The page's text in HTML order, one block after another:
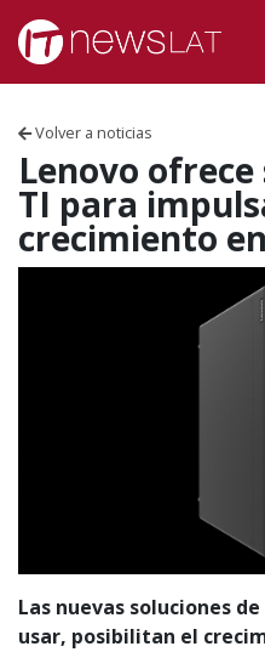
Skip to content
Volver a noticias
Lenovo
TI para
crecimiento
Las nuevas soluciones
usar, posibilitan el